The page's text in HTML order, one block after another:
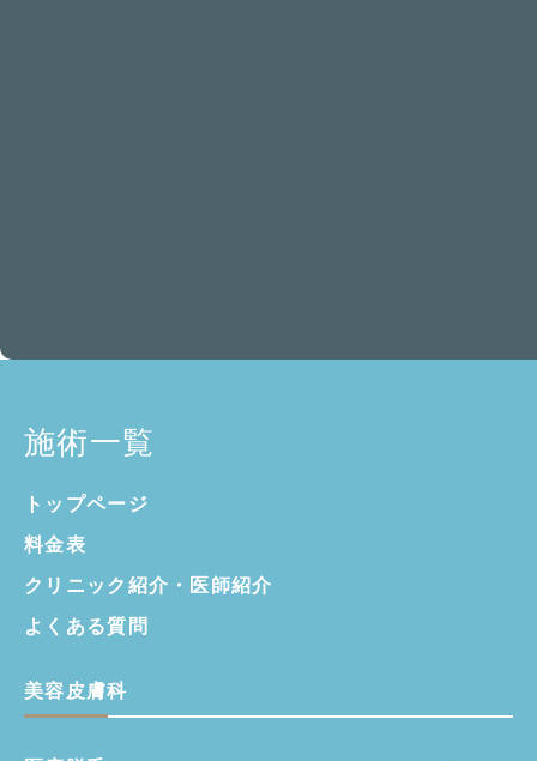
施術一覧
トップページ
料金表
クリニック紹介・ 医師紹介
よくある質問
美容皮膚科